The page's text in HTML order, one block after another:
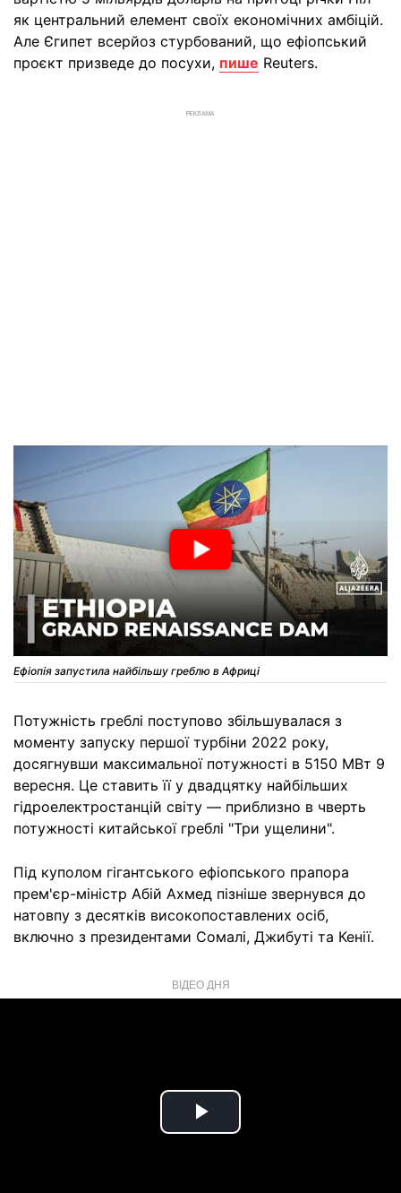
як центральний елемент своїх економічних амбіцій.
Але Єгипет всерйоз стурбований, що ефіопський
проєкт призведе до посухи, пише Reuters.
РЕКЛАМА
Ефіопія запустила найбільшу греблю в Африці
Потужність греблі поступово збільшувалася з
моменту запуску першої турбіни 2022 року,
досягнувши максимальної потужності в 5150 МВт 9
вересня. Це ставить її у двадцятку найбільших
гідроелектростанцій світу — приблизно в чверть
потужності китайської греблі "Три ущелини".
Під куполом гігантського ефіопського прапора
прем'єр-міністр Абій Ахмед пізніше звернувся до
натовпу з десятків високопоставлених осіб,
включно з президентами Сомалі, Джибуті та Кенії.
ВІДЕО ДНЯ
Play